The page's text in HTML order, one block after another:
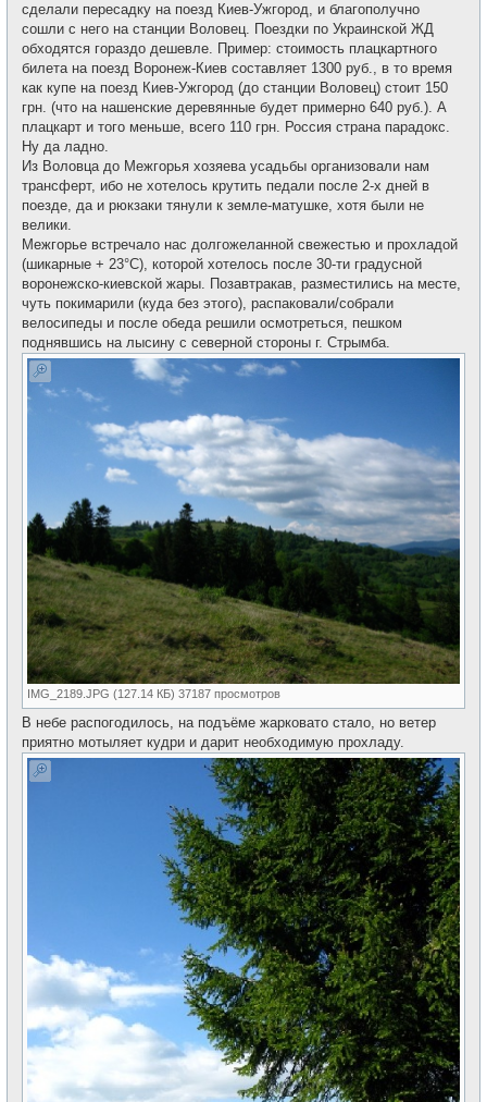
сделали пересадку на поезд Киев-Ужгород, и благополучно
сошли с него на станции Воловец. Поездки по Украинской ЖД
обходятся гораздо дешевле. Пример: стоимость плацкартного
билета на поезд Воронеж-Киев составляет 1300 руб., в то время
как купе на поезд Киев-Ужгород (до станции Воловец) стоит 150
грн. (что на нашенские деревянные будет примерно 640 руб.). А
плацкарт и того меньше, всего 110 грн. Россия страна парадокс.
Ну да ладно.
Из Воловца до Межгорья хозяева усадьбы организовали нам
трансферт, ибо не хотелось крутить педали после 2-х дней в
поезде, да и рюкзаки тянули к земле-матушке, хотя были не
велики.
Межгорье встречало нас долгожеланной свежестью и прохладой
(шикарные + 23°С), которой хотелось после 30-ти градусной
воронежско-киевской жары. Позавтракав, разместились на месте,
чуть покимарили (куда без этого), распаковали/собрали
велосипеды и после обеда решили осмотреться, пешком
поднявшись на лысину с северной стороны г. Стрымба.
IMG_2189.JPG (127.14 КБ) 37187 просмотров
В небе распогодилось, на подъёме жарковато стало, но ветер
приятно мотыляет кудри и дарит необходимую прохладу.